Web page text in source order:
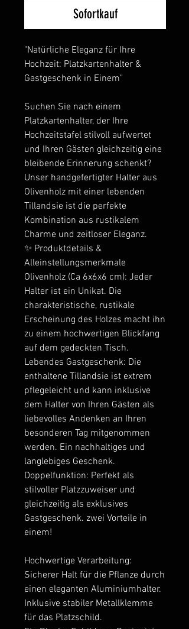
Sofortkauf
"Natürliche Eleganz für Ihre
Hochzeit: Platzkartenhalter &
Gastgeschenk in Einem"
Suchen Sie nach einem
Platzkartenhalter, der Ihre
Hochzeitstafel stilvoll aufwertet
und Ihren Gästen gleichzeitig eine
bleibende Erinnerung schenkt?
Unser handgefertigter Halter aus
Olivenholz mit einer lebenden
Tillandsie ist die perfekte
Kombination aus rustikalem
Charme und zeitloser Eleganz.
✨ Produktdetails &
Alleinstellungsmerkmale
Olivenholz (Ca 6x6x6 cm): Jeder
Halter ist ein Unikat. Die
charakteristische, rustikale
Erscheinung des Holzes macht ihn
zu einem hochwertigen Blickfang
auf dem gedeckten Tisch.
Lebendes Gastgeschenk: Die
enthaltene Tillandsie ist extrem
pflegeleicht und kann inklusive
dem Halter von Ihren Gästen als
liebevolles Andenken an Ihren
besonderen Tag mitgenommen
werden. Ein nachhaltiges und
langlebiges Geschenk.
Doppelfunktion: Perfekt als
stilvoller Platzzuweiser und
gleichzeitig als exklusives
Gastgeschenk. zwei Vorteile in
einem!
Hochwertige Verarbeitung:
Sicherer Halt für die Pflanze durch
einen eleganten Aluminiumhalter.
Inklusive stabiler Metallklemme
für das Platzschild.